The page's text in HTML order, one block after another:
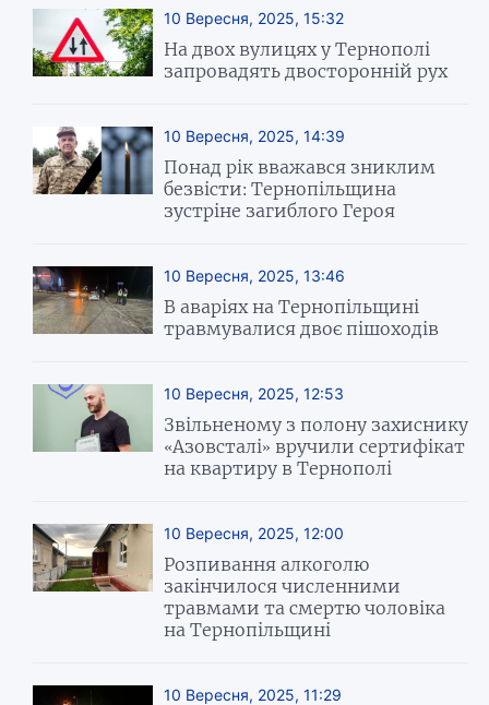
10 Вересня, 2025, 15:32
На двох вулицях у Тернополі
запровадять двосторонній рух
10 Вересня, 2025, 14:39
Понад рік вважався зниклим
безвісти: Тернопільщина
зустріне загиблого Героя
10 Вересня, 2025, 13:46
В аваріях на Тернопільщині
травмувалися двоє пішоходів
10 Вересня, 2025, 12:53
Звільненому з полону захиснику
«Азовсталі» вручили сертифікат
на квартиру в Тернополі
10 Вересня, 2025, 12:00
Розпивання алкоголю
закінчилося численними
травмами та смертю чоловіка
на Тернопільщині
10 Вересня, 2025, 11:29